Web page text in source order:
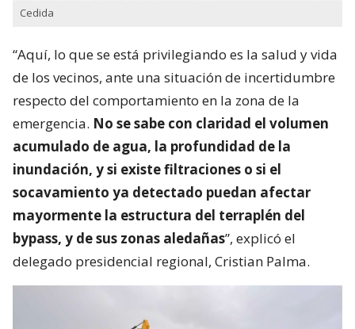
Cedida
“Aquí, lo que se está privilegiando es la salud y vida
de los vecinos, ante una situación de incertidumbre
respecto del comportamiento en la zona de la
emergencia. No se sabe con claridad el volumen
acumulado de agua, la profundidad de la
inundación, y si existe filtraciones o si el
socavamiento ya detectado puedan afectar
mayormente la estructura del terraplén del
bypass, y de sus zonas aledañas”, explicó el
delegado presidencial regional, Cristian Palma.